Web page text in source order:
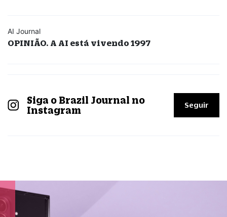
AI Journal
OPINIÃO. A AI está vivendo 1997
Siga o Brazil Journal no
Instagram
Seguir